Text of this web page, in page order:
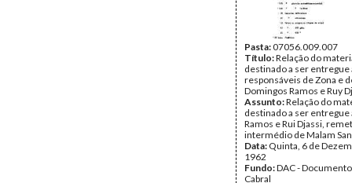
Pasta:07056.009.007
Título:Relação do
destinado a ser entregue
responsáveis de Zona e
Domingos Ramos e Ruy
Assunto:Relação do
destinado a ser entregue
Ramos e Rui Djassi,
intermédio de Malam
Data: Quinta, 6 de
1962
Fundo:DAC -
Cabral